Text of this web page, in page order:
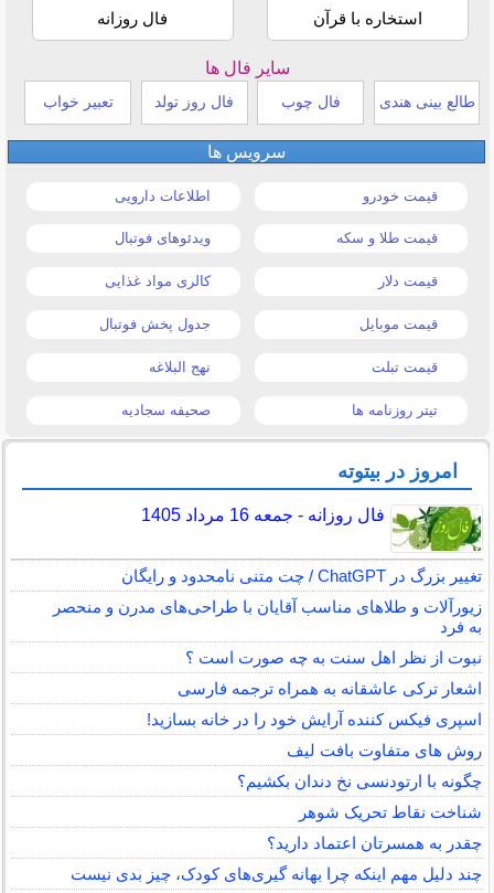
استخاره با قرآن فال روزانه
سایر فال ها
طالع بینی هندی فال چوب فال روز تولد تعبیر خواب
سرویس ها
قیمت خودرو اطلاعات دارویی
قیمت طلا و سکه ویدئوهای فوتبال
قیمت دلار کالری مواد غذایی
قیمت موبایل جدول پخش فوتبال
قیمت تبلت نهج البلاغه
تیتر روزنامه ها صحیفه سجادیه
امروز در بیتوته
فال روزانه - جمعه 16 مرداد 1405
تغییر بزرگ در ChatGPT / چت متنی نامحدود و رایگان
زیورآلات و طلاهای مناسب آقایان با طراحی‌های مدرن و منحصر
به فرد
نبوت از نظر اهل سنت به چه صورت است ؟
اشعار ترکی عاشقانه به همراه ترجمه فارسی
اسپری فیکس کننده آرایش خود را در خانه بسازید!
روش های متفاوت بافت لیف
چگونه با ارتودنسی نخ دندان بکشیم؟
شناخت نقاط تحریک شوهر
چقدر به همسرتان اعتماد دارید؟
چند دلیل مهم اینکه چرا بهانه گیری‌های کودک، چیز بدی نیست